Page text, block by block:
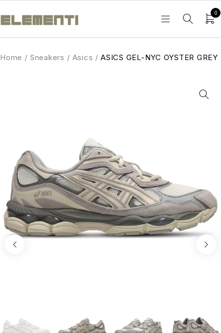
0
Home / Sneakers / Asics / ASICS GEL-NYC OYSTER GREY